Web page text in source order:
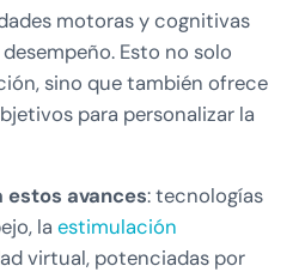
motoras y cognitivas
Esto no solo
sino que también ofrece
para personalizar la
avances: tecnologías
la estimulación
virtual, potenciadas por